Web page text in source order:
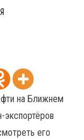
на Ближнем
экспортёров
его